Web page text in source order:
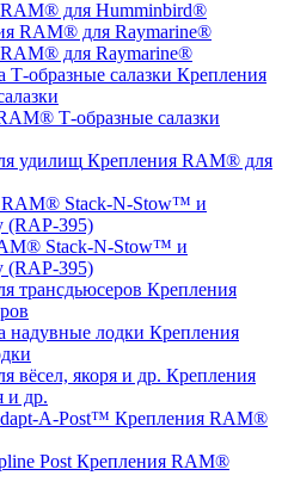
для Humminbird®
для Raymarine®
Крепления
Т-образные салазки
Крепления RAM® для
Stack-N-Stow™ и
(RAP-395)
Крепления
Крепления
Крепления
и др.
Крепления RAM®
Крепления RAM®